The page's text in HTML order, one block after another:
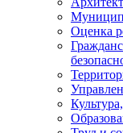
Оценка